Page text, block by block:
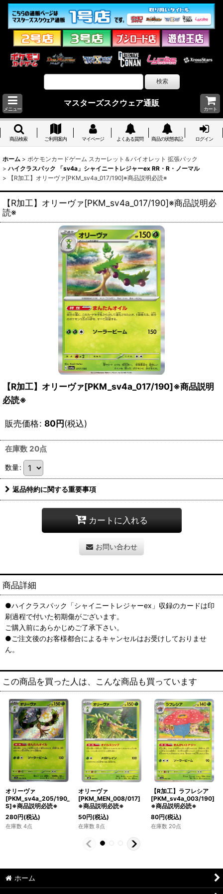
メニュー
マスターズスクウェア通販
カート
商品検索 ご利用案内 マイページ よくある質問 商品の状態表記 ログイン
ホーム > ポケモンカードゲーム スカーレット＆バイオレット 拡張パック
> ハイクラスパック 「sv4a」シャイニートレジャーex RR・R・ノーマル
>
【R加工】オリーヴァ[PKM_sv4a_017/190]※商品説明必読※
【R加工】オリーヴァ[PKM_sv4a_017/190]※商品説明必
読※
【R加工】オリーヴァ[PKM_sv4a_017/190]※商品説明
必読※
販売価格: 80円(税込)
在庫数 20点
数量:
返品特約に関する重要事項
カートに入れる
お問い合わせ
商品詳細
●ハイクラスパック「シャイニートレジャーex」収録のカードは印
刷過程で付いた初期傷がございます。
ご購入前にあらかじめご了承下さい。
●ご注文後のお客様都合によるキャンセルはお受けしておりませ
ん。
この商品を買った人は、こんな商品も買っています
オリーヴァ
[PKM_sv4a_205/190_
S]※商品説明必読※
280円(税込)
在庫数 4点
オリーヴァ
[PKM_MEN_008/017]
※商品説明必読※
50円(税込)
在庫数 8点
【R加工】ラフレシア
[PKM_sv4a_003/190]
※商品説明必読※
80円(税込)
在庫数 20点
ホーム